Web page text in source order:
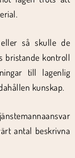
så skulle de
bristande kontroll
till lagenlig
kunskap.
antal beskrivna